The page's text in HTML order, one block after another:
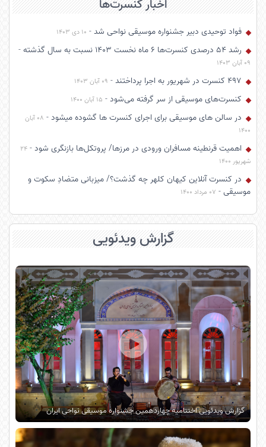
اخبار کنسرت‌ها
فواد توحیدی دبیر جشنواره موسیقی نواحی شد- 10 دی 1403
رشد ۵۴ درصدی کنسرت‌ها ۶ ماه نخست ۱۴۰۳ نسبت به سال گذشته -
09 آبان 1403
۴۹۷ کنسرت در شهریور به اجرا پرداختند - 09 آبان 1403
کنسرت‌های موسیقی از سر گرفته می‌شود- 15 آبان 1400
در سالن های موسیقی برای اجرای کنسرت ها گشوده میشود-
08 آبان
1400
اهمیت قرنطینه مسافران ورودی در مرزها/ پروتکل‌ها بازنگری شود-
24
شهریور 1400
در کنسرت آنلاین کیهان کلهر چه گذشت؟/ میزبانی متضادِ سکوت و
موسیقی- 07 مرداد 1400
گزارش ویدئویی
گزارش ویدئویی اختتامیه چهاردهمین جشنواره موسیقی نواحی ایران